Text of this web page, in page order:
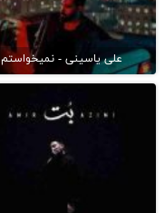
علی یاسینی - نمیخواستم